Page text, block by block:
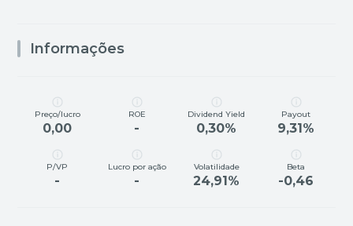
Informações
Preço/lucro
0,00
ROE
-
Dividend Yield
0,30%
Payout
9,31%
P/VP
-
Lucro por ação
-
Volatilidade
24,91%
Beta
-0,46